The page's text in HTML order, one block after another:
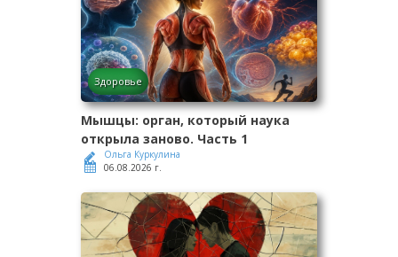
Здоровье
Мышцы: орган, который наука
открыла заново. Часть 1
Ольга Куркулина
06.08.2026 г.